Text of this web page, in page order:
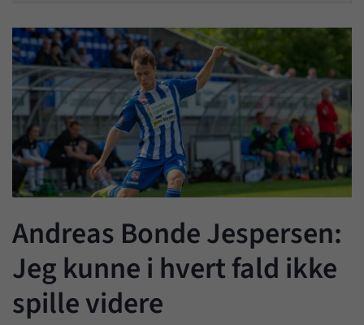
Andreas Bonde Jespersen:
Jeg kunne i hvert fald ikke
spille videre